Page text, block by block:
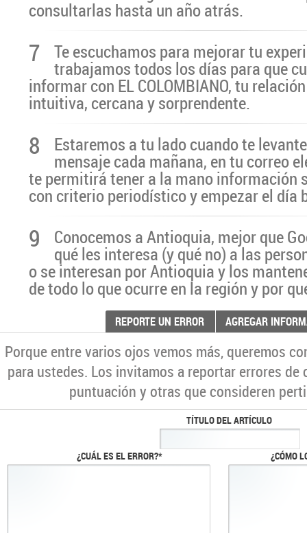
consultarlas hasta un año atrás.
7 Te escuchamos para mejorar tu
trabajamos todos los días para que
informar con EL COLOMBIANO, tu
intuitiva, cercana y sorprendente.
8 Estaremos a tu lado cuando te
mensaje cada mañana, en tu correo
te permitirá tener a la mano información
con criterio periodístico y empezar el día
9 Conocemos a Antioquia, mejor que
qué les interesa (y qué no) a las
o se interesan por Antioquia y los
de todo lo que ocurre en la región y por
REPORTE UN ERROR AGREGAR
Porque entre varios ojos vemos más, queremos
para ustedes. Los invitamos a reportar errores
puntuación y otras que consideren
TÍTULO DEL ARTÍCULO
¿CUÁL ES EL ERROR?* ¿CÓMO